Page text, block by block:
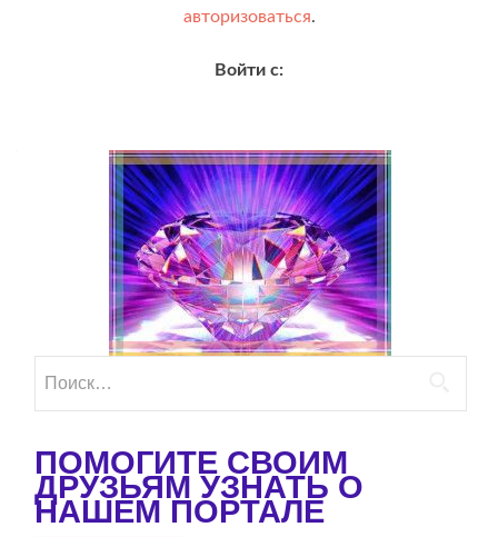
авторизоваться.
Войти с:
ПОМОГИТЕ СВОИМ
ДРУЗЬЯМ УЗНАТЬ О
НАШЕМ ПОРТАЛЕ